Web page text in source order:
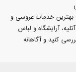
بهترین خدمات عروسی و
آرایشگاه و لباس
کنید و آگاهانه